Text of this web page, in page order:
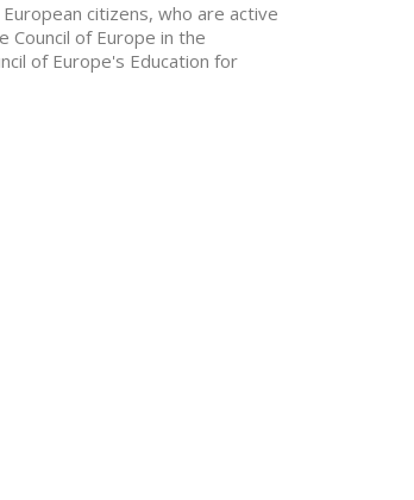
citizens, who are active
of Europe in the
of Europe's Education for